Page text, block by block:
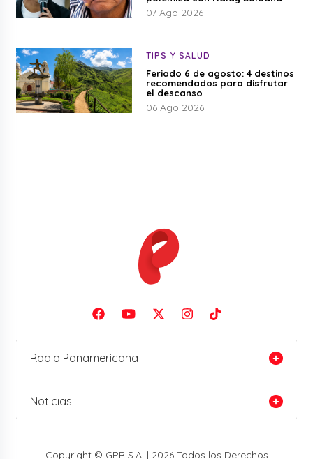
07 Ago 2026
TIPS Y SALUD
Feriado 6 de agosto: 4 destinos
recomendados para disfrutar
el descanso
06 Ago 2026
Radio Panamericana
Noticias
Copyright © GPR S.A. | 2026 Todos los Derechos